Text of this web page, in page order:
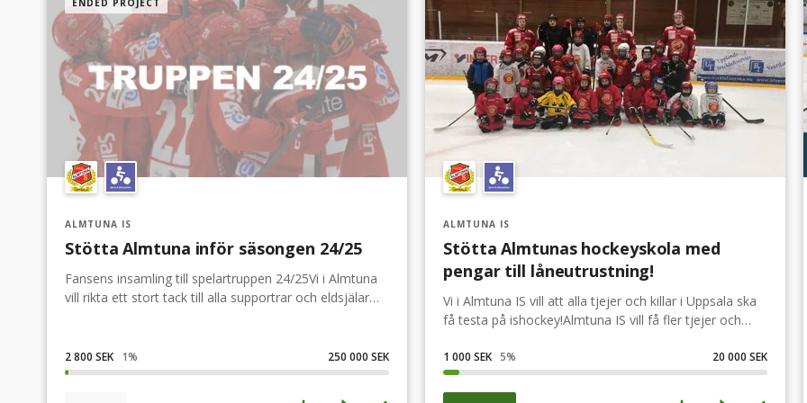
ENDED PROJECT
ALMTUNA IS
Stötta Almtuna inför säsongen 24/25
Fansens insamling till spelartruppen 24/25Vi i Almtuna
vill rikta ett stort tack till alla supportrar och eldsjälar
vad vi hade önskat efter åttondelsfinal förlusten mot
Nybro.Nu vill vi i Almtuna kraftsamla inför säsongen
2 800 SEK 1% 250 000 SEK
ALMTUNA IS
Stötta Almtunas hockeyskola med
pengar till låneutrustning!
Vi i Almtuna IS vill att alla tjejer och killar i Uppsala ska
få testa på ishockey!Almtuna IS vill få fler tjejer och
gemenskap som sporten och föreningen erbjuder. I
Hockeyskolan är alla välkomna! Oavsett om man är
nybörjare eller om man redan lärt sig att åka lite
1 000 SEK 5% 20 000 SEK